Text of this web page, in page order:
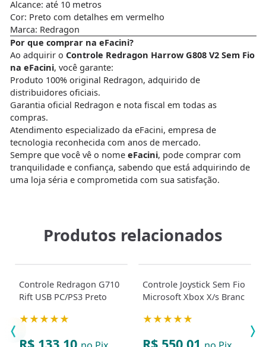
Alcance: até 10 metros
Cor: Preto com detalhes em vermelho
Marca: Redragon
Por que comprar na eFacini?
Ao adquirir o Controle Redragon Harrow G808 V2 Sem Fio
na eFacini, você garante:
Produto 100% original Redragon, adquirido de
distribuidores oficiais.
Garantia oficial Redragon e nota fiscal em todas as
compras.
Atendimento especializado da eFacini, empresa de
tecnologia reconhecida com anos de mercado.
Sempre que você vê o nome eFacini, pode comprar com
tranquilidade e confiança, sabendo que está adquirindo de
uma loja séria e comprometida com sua satisfação.
Produtos relacionados
Controle Redragon G710
Rift USB PC/PS3 Preto
★★★★★
Controle Joystick Sem Fio
Microsoft Xbox X/s Branc
★★★★★